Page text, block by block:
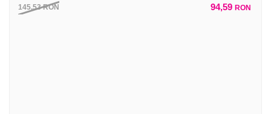
145,53RON 94,59 RON